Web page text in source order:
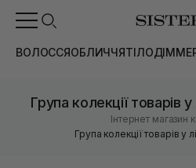
ВОЛОССЯОБЛИЧЧЯТІЛОДІМ
Група колекції товарів
Інтернет магазин
Група колекції товарів у